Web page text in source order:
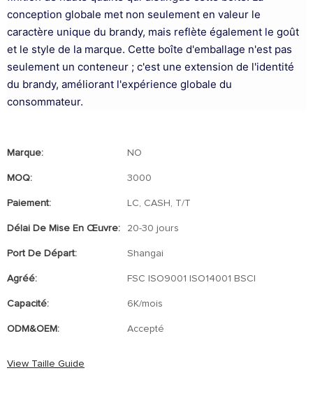
conception globale met non seulement en valeur le
caractère unique du brandy, mais reflète également le goût
et le style de la marque. Cette boîte d'emballage n'est pas
seulement un conteneur ; c'est une extension de l'identité
du brandy, améliorant l'expérience globale du
consommateur.
Marque: NO
MOQ: 3000
Paiement: LC, CASH, T/T
Délai De Mise En Œuvre: 20-30 jours
Port De Départ: Shangai
Agréé: FSC ISO9001 ISO14001 BSCI
Capacité: 6K/mois
ODM&OEM: Accepté
View Taille Guide